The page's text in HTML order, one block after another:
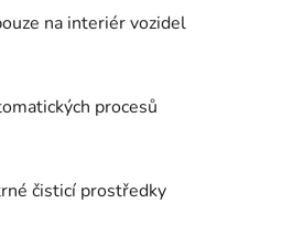
na interiér vozidel
procesů
čisticí prostředky